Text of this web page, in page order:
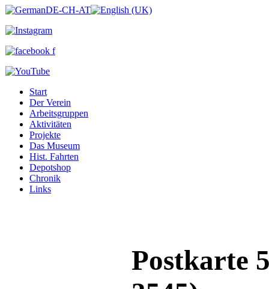
Start
Der Verein
Arbeitsgruppen
Aktivitäten
Projekte
Das Museum
Hist. Fahrten
Depotshop
Chronik
Links
Postkarte